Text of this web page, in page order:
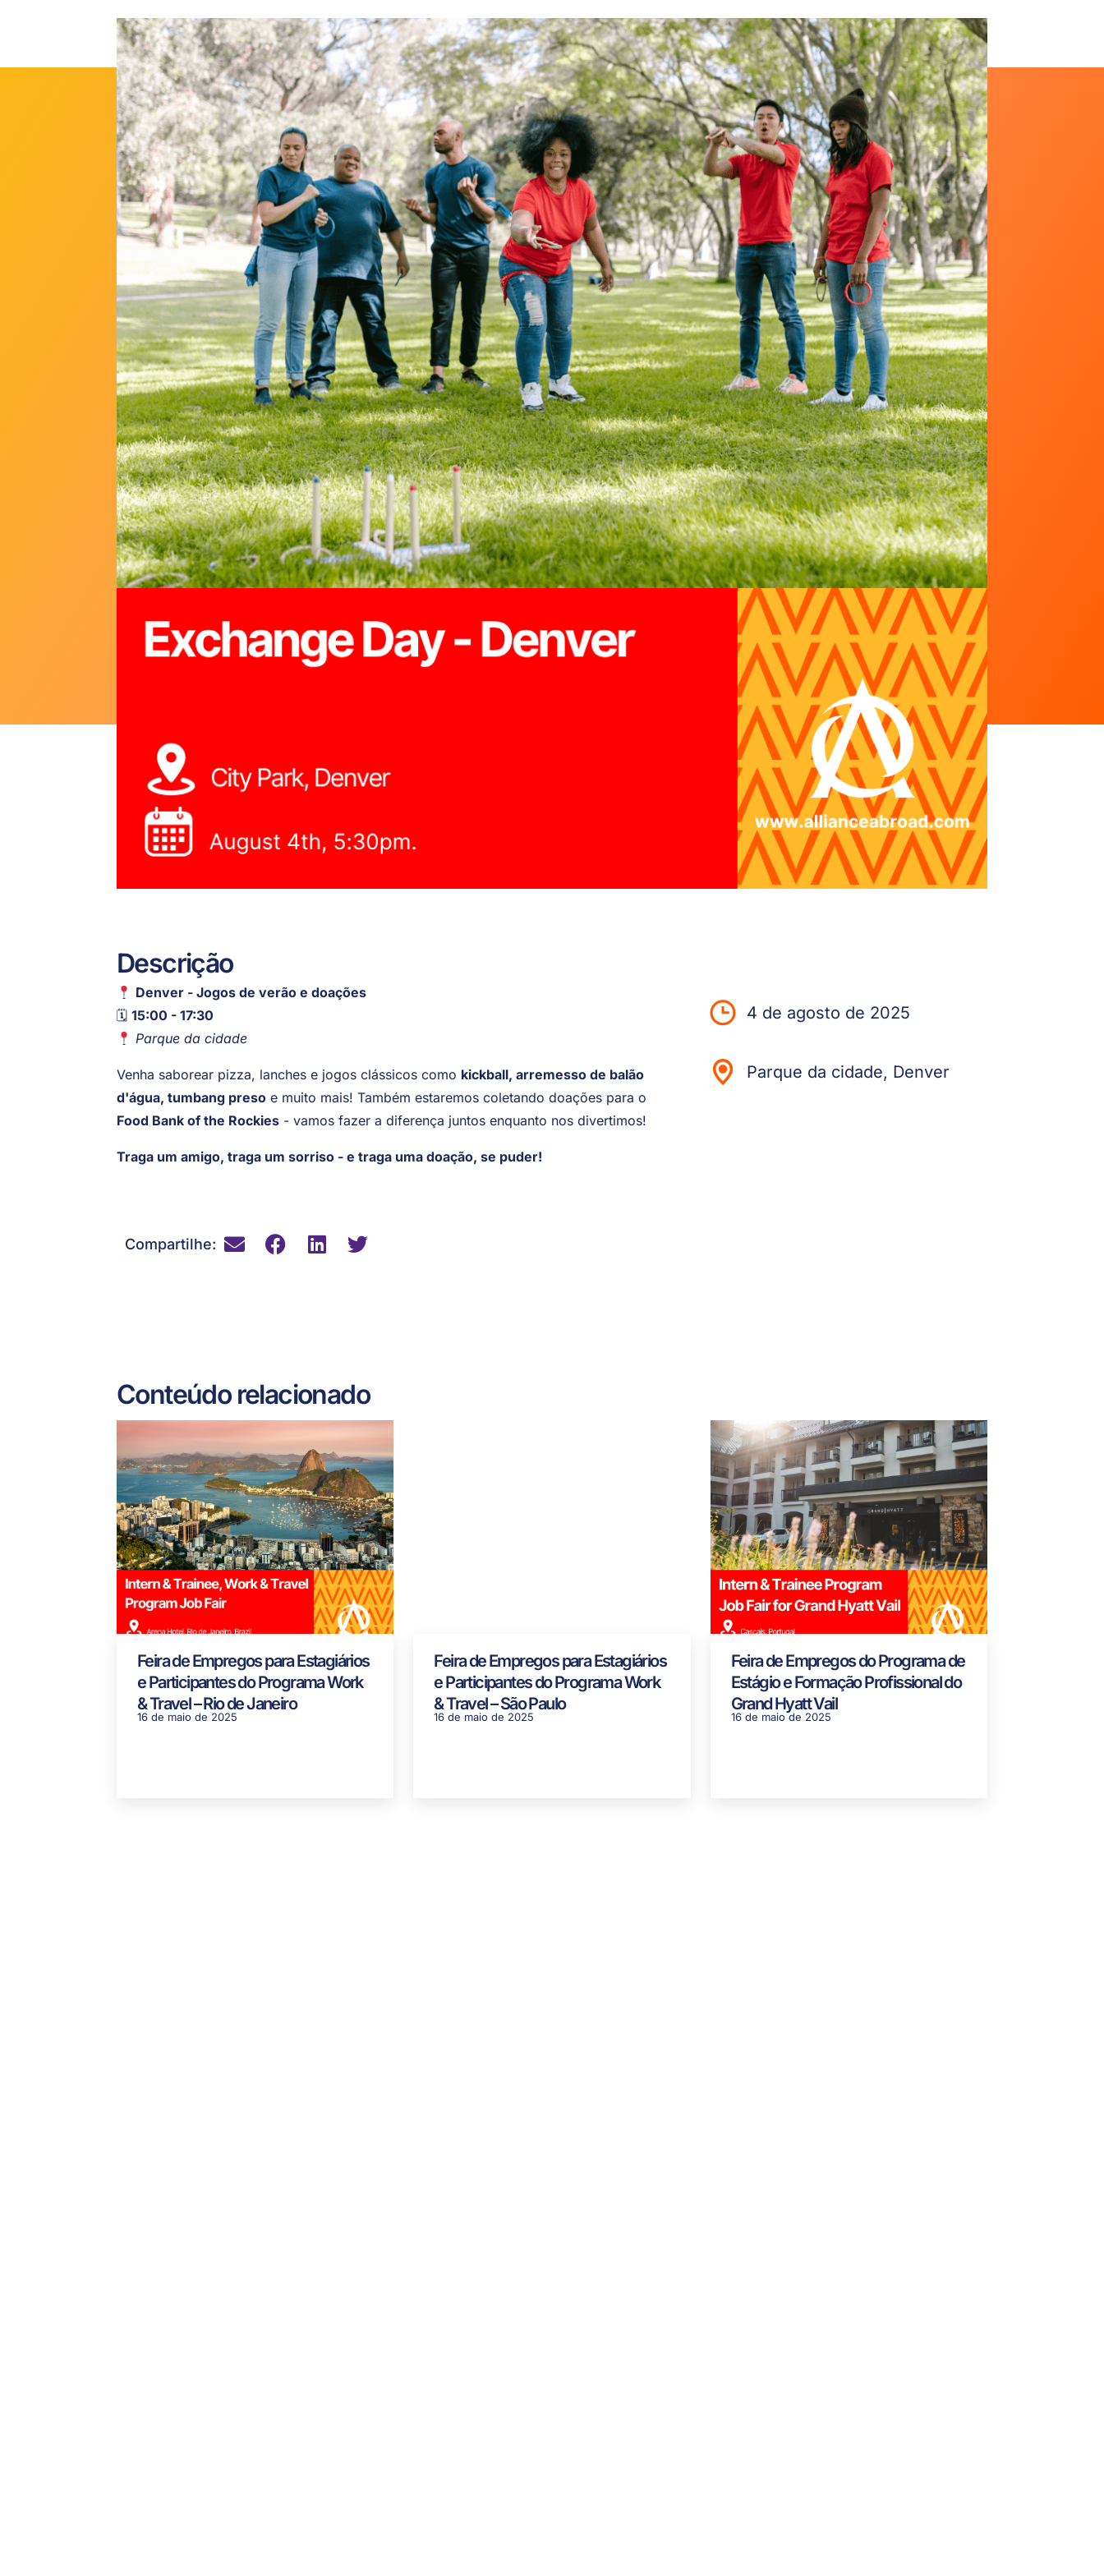
Descrição
Denver - Jogos de verão e doações
🗓 15:00 - 17:30
Parque da cidade
Venha saborear pizza, lanches e jogos clássicos como kickball, arremesso de balão
d'água, tumbang preso e muito mais! Também estaremos coletando doações para o
Food Bank of the Rockies - vamos fazer a diferença juntos enquanto nos divertimos!
Traga um amigo, traga um sorriso - e traga uma doação, se puder!
Compartilhe:
4 de agosto de 2025
Parque da cidade, Denver
Conteúdo relacionado
Feira de Empregos para Estagiários
e Participantes do Programa Work
& Travel – Rio de Janeiro
16 de maio de 2025
Feira de Empregos para Estagiários
e Participantes do Programa Work
& Travel – São Paulo
16 de maio de 2025
Feira de Empregos do Programa de
Estágio e Formação Profissional do
Grand Hyatt Vail
16 de maio de 2025